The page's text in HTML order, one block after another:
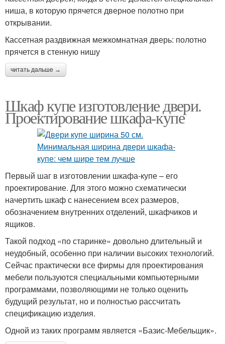
ниша, в которую прячется дверное полотно при
открывании.
Кассетная раздвижная межкомнатная дверь: полотно
прячется в стенную нишу
читать дальше →
Шкаф купе изготовление двери.
Проектирование шкафа-купе
Первый шаг в изготовлении шкафа-купе – его
проектирование. Для этого можно схематически
начертить шкаф с нанесением всех размеров,
обозначением внутренних отделений, шкафчиков и
ящиков.
Такой подход «по старинке» довольно длительный и
неудобный, особенно при наличии высоких технологий.
Сейчас практически все фирмы для проектирования
мебели пользуются специальными компьютерными
программами, позволяющими не только оценить
будущий результат, но и полностью рассчитать
спецификацию изделия.
Одной из таких программ является «Базис-Мебельщик».